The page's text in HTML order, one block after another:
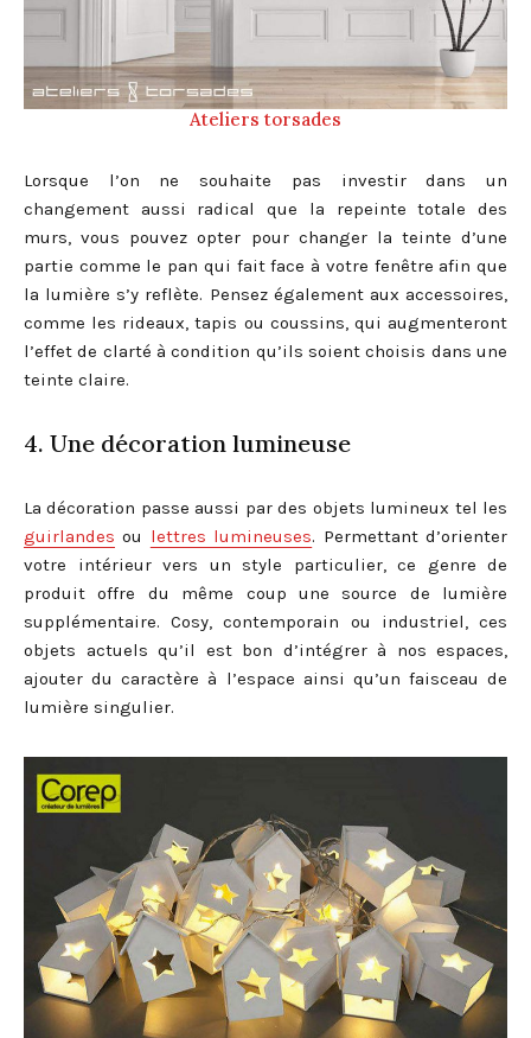
Ateliers torsades
Lorsque l’on ne souhaite pas investir dans un
changement aussi radical que la repeinte totale des
murs, vous pouvez opter pour changer la teinte d’une
partie comme le pan qui fait face à votre fenêtre afin que
la lumière s’y reflète. Pensez également aux accessoires,
comme les rideaux, tapis ou coussins, qui augmenteront
l’effet de clarté à condition qu’ils soient choisis dans une
teinte claire.
4. Une décoration lumineuse
La décoration passe aussi par des objets lumineux tel les
guirlandes ou lettres lumineuses. Permettant d’orienter
votre intérieur vers un style particulier, ce genre de
produit offre du même coup une source de lumière
supplémentaire. Cosy, contemporain ou industriel, ces
objets actuels qu’il est bon d’intégrer à nos espaces,
ajouter du caractère à l’espace ainsi qu’un faisceau de
lumière singulier.